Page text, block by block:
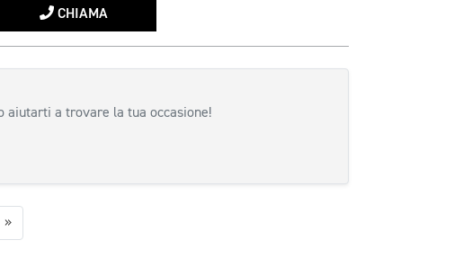
CHIAMA
aiutarti a trovare la tua occasione!
»Successiva